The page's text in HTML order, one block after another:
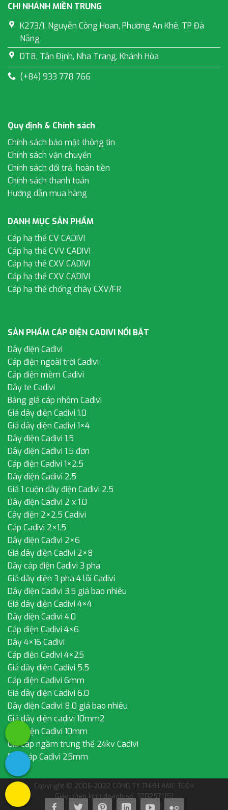
CHI NHÁNH MIỀN TRUNG
K273/1, Nguyễn Công Hoan, Phường An Khê, TP Đà
Nẵng
DT8, Tân Định, Nha Trang, Khánh Hòa
(+84) 933 778 766
Quy định & Chính sách
Chính sách bảo mật thông tin
Chính sách vận chuyển
Chính sách đổi trả, hoàn tiền
Chính sách thanh toán
Hướng dẫn mua hàng
DANH MỤC SẢN PHẨM
Cáp hạ thế CV CADIVI
Cáp hạ thế CVV CADIVI
Cáp hạ thế CXV CADIVI
Cáp hạ thế CXV CADIVI
Cáp hạ thế chống cháy CXV/FR
SẢN PHẨM CÁP ĐIỆN CADIVI NỔI BẬT
Dây điện Cadivi
Cáp điện ngoài trời Cadivi
Cáp điện mềm Cadivi
Dây te Cadivi
Bảng giá cáp nhôm Cadivi
Giá dây điện Cadivi 1.0
Giá dây điện Cadivi 1×4
Dây điện Cadivi 1.5
Dây điện Cadivi 1.5 đơn
Cáp điện Cadivi 1×2.5
Dây điện Cadivi 2.5
Giá 1 cuộn dây điện Cadivi 2.5
Dây điện Cadivi 2 x 1.0
Cây điện 2×2.5 Cadivi
Cáp Cadivi 2×1.5
Dây điện Cadivi 2×6
Giá dây điện Cadivi 2×8
Dây cáp điện Cadivi 3 pha
Giá dây điện 3 pha 4 lõi Cadivi
Dây điện Cadivi 3.5 giá bao nhiêu
Giá dây điện Cadivi 4×4
Dây điện Cadivi 4.0
Cáp điện Cadivi 4×6
Dây 4×16 Cadivi
Cáp điện Cadivi 4×25
Giá dây điện Cadivi 5.5
Cáp điện Cadivi 6mm
Giá dây điện Cadivi 6.0
Dây điện Cadivi 8.0 giá bao nhiêu
Giá dây điện cadivi 10mm2
Dây điện Cadivi 10mm
Giá cáp ngầm trung thế 24kv Cadivi
Dây cáp Cadivi 25mm
Copyright © 2006-2022 CÔNG TY TNHH AME TECH
Giấy phép kinh doanh số: 3702571151